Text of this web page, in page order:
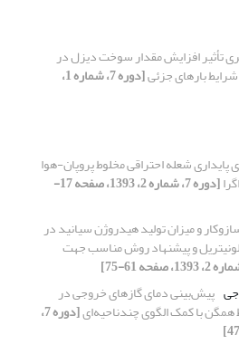
تأثیر افزایش مقدار سوخت دیزل در
بارهای جزئی [دوره 7، شماره 1،
پایداری شعله احتراقی مخلوط پروپان-هوا
[دوره 7، شماره 2، 1393، صفحه 17-
و میزان تولید هیدروژن سیانید در
و پیشنهاد روش مناسب جهت
پیش‌بینی دمای گازهای خروجی در
همگن با کمک الگوی چند‌ناحیه‌ای [دوره 7،